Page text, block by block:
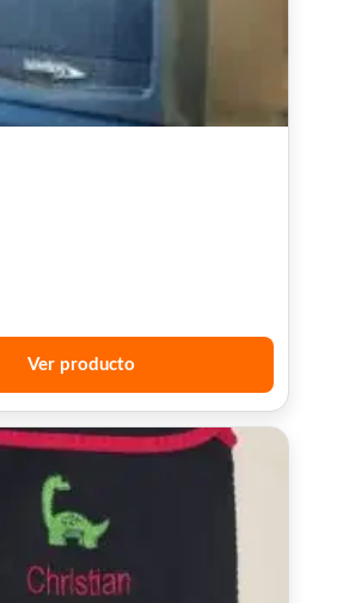
Ver producto